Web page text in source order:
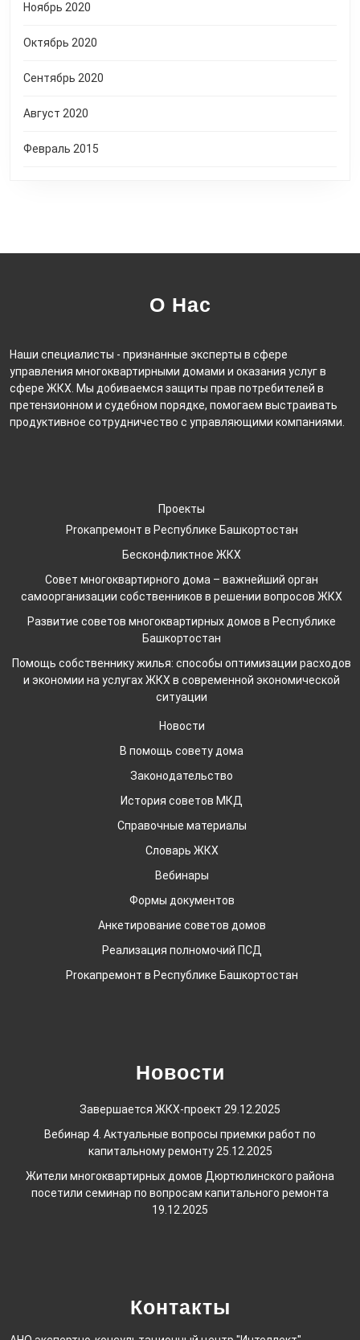
Ноябрь 2020
Октябрь 2020
Сентябрь 2020
Август 2020
Февраль 2015
О Нас
Наши специалисты - признанные эксперты в сфере
управления многоквартирными домами и оказания услуг в
сфере ЖКХ. Мы добиваемся защиты прав потребителей в
претензионном и судебном порядке, помогаем выстраивать
продуктивное сотрудничество с управляющими компаниями.
Проекты
Proкапремонт в Республике Башкортостан
Бесконфликтное ЖКХ
Совет многоквартирного дома – важнейший орган
самоорганизации собственников в решении вопросов ЖКХ
Развитие советов многоквартирных домов в Республике
Башкортостан
Помощь собственнику жилья: способы оптимизации расходов
и экономии на услугах ЖКХ в современной экономической
ситуации
Новости
В помощь совету дома
Законодательство
История советов МКД
Справочные материалы
Словарь ЖКХ
Вебинары
Формы документов
Анкетирование советов домов
Реализация полномочий ПСД
Proкапремонт в Республике Башкортостан
Новости
Завершается ЖКХ-проект 29.12.2025
Вебинар 4. Актуальные вопросы приемки работ по
капитальному ремонту 25.12.2025
Жители многоквартирных домов Дюртюлинского района
посетили семинар по вопросам капитального ремонта
19.12.2025
Контакты